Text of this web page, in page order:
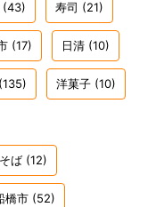
(43) 寿司 (21)
(17) 日清 (10)
(135) 洋菓子 (10)
ば (12)
橋市 (52)